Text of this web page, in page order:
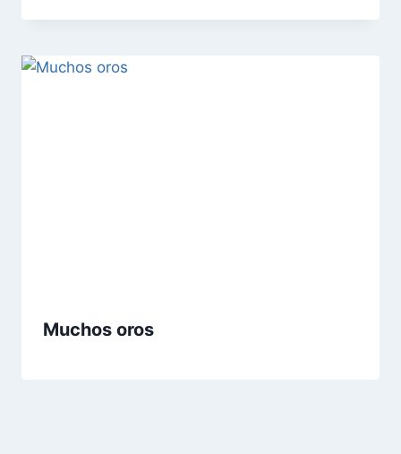
Muchos oros